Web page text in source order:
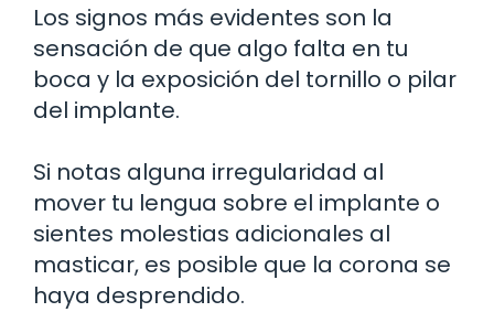
Los signos más evidentes son la
sensación de que algo falta en tu
boca y la exposición del tornillo o pilar
del implante.
Si notas alguna irregularidad al
mover tu lengua sobre el implante o
sientes molestias adicionales al
masticar, es posible que la corona se
haya desprendido.